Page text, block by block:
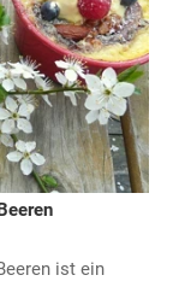
ist ein